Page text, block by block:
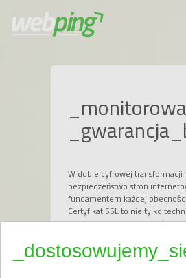
W dobie cyfrowej transformacji
bezpieczeństwo stron
fundamentem każdej
Certyfikat SSL to nie tylko
szyfrowania danych, ale
niemu użytkownicy mają
dane – loginy, hasła czy